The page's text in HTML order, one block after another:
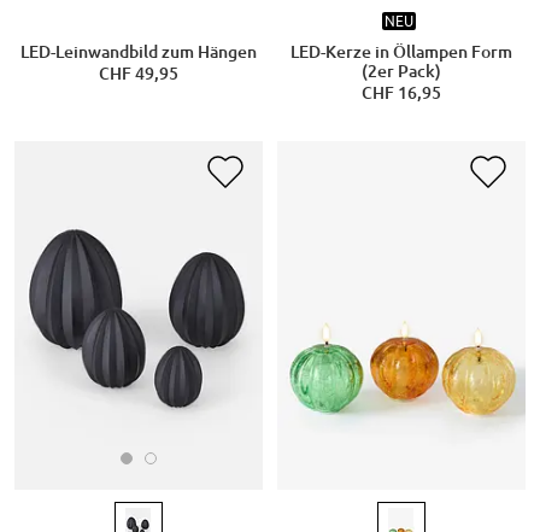
LED-Leinwandbild zum Hängen
CHF 49,95
NEU
LED-Kerze in Öllampen Form
(2er Pack)
CHF 16,95